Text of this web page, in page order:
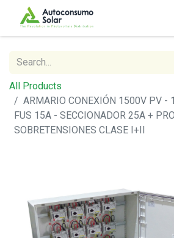
All Products
ARMARIO CONEXIÓN 1500V PV -
FUS 15A - SECCIONADOR 25A +
SOBRETENSIONES CLASE I+II